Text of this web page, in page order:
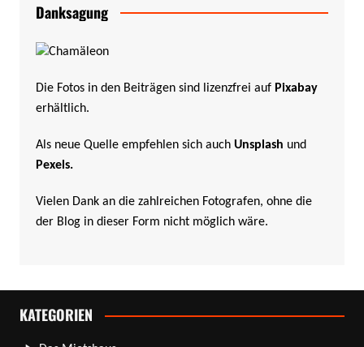
Danksagung
Die Fotos in den Beiträgen sind lizenzfrei auf Pixabay
erhältlich.
Als neue Quelle empfehlen sich auch Unsplash und
Pexels.
Vielen Dank an die zahlreichen Fotografen, ohne die
der Blog in dieser Form nicht möglich wäre.
KATEGORIEN